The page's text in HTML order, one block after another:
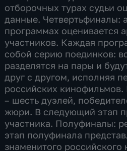
отборочных турах судьи
данные. Четвертьфиналы:
программах оценивается
участников. Каждая
собой серию поединков:
разделятся на пары и
друг с другом, исполняя
российских
– шесть дуэлей,
жюри. В следующий этап
участника. Полуфиналы:
этап полуфинала
знаменитого российского